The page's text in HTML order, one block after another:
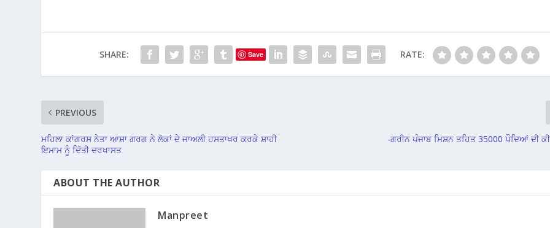
SHARE: Save RATE:
PREVIOUS
ਮਹਿਲਾ ਕਾਂਗਰਸ ਨੇਤਾ ਆਸ਼ਾ ਗਰਗ ਨੇ ਲੋਕਾਂ ਦੇ ਜਾਅਲੀ ਹਸਤਾਖਰ ਕਰਕੇ ਸ਼ਾਹੀ
ਇਮਾਮ ਨੂੰ ਦਿੱਤੀ ਦਰਖਾਸਤ
-ਗਰੀਨ ਪੰਜਾਬ ਮਿਸ਼ਨ ਤਹਿਤ 35000 ਪੌਦਿਆਂ ਦੀ
ABOUT THE AUTHOR
Manpreet